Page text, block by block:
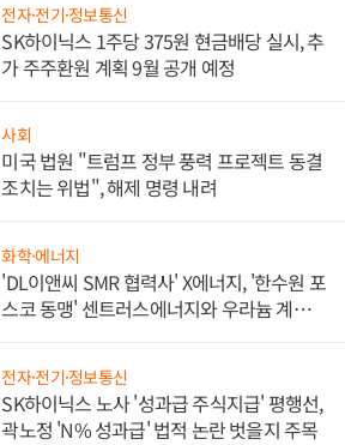
전자·전기·정보통신
SK하이닉스 1주당 375원 현금배당 실시, 추
가 주주환원 계획 9월 공개 예정
사회
미국 법원 "트럼프 정부 풍력 프로젝트 동결
조치는 위법", 해제 명령 내려
화학·에너지
'DL이앤씨 SMR 협력사' X에너지, '한수원 포
스코 동맹' 센트러스에너지와 우라늄 계약
전자·전기·정보통신
SK하이닉스 노사 '성과급 주식지급' 평행선,
곽노정 'N% 성과급' 법적 논란 벗을지 주목